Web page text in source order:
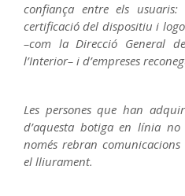
confiança entre els usuaris:
certificació del dispositiu i
–com la Direcció General
l’Interior– i d’empreses
Les persones que han
d’aquesta botiga en línia
només rebran
el lliurament.